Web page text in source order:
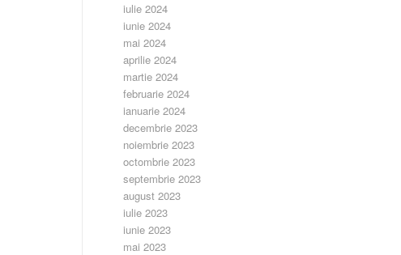
iulie 2024
iunie 2024
mai 2024
aprilie 2024
martie 2024
februarie 2024
ianuarie 2024
decembrie 2023
noiembrie 2023
octombrie 2023
septembrie 2023
august 2023
iulie 2023
iunie 2023
mai 2023